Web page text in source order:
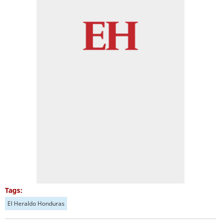
Tags:
El Heraldo Honduras